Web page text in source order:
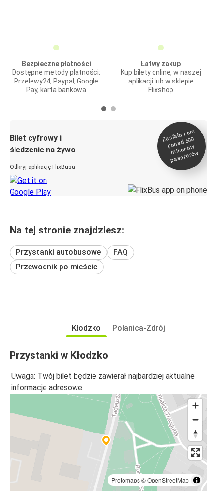
Bezpieczne płatności
Dostępne metody płatności:
Przelewy24, Paypal, Google
Pay, karta bankowa
Łatwy zakup
Kup bilety online, w naszej
aplikacji lub w sklepie
Flixshop
Bilet cyfrowy i
śledzenie na żywo
Odkryj aplikację FlixBusa
Zaufało na
m
ponad 500
milionó
w
pasażeró
w
Na tej stronie znajdziesz:
Przystanki autobusowe
FAQ
Przewodnik po mieście
Kłodzko Polanica-Zdrój
Przystanki w Kłodzko
Uwaga: Twój bilet będzie zawierał najbardziej aktualne
informacje adresowe.
Protomaps©OpenStreetMap